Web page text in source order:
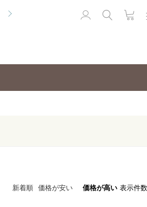
新着順 価格が安い 価格が高い 表示件数